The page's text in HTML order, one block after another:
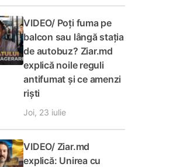
VIDEO/ Poți fuma pe
balcon sau lângă stația
de autobuz? Ziar.md
explică noile reguli
antifumat și ce amenzi
riști
Joi, 23 iulie
VIDEO/ Ziar.md
explică: Unirea cu